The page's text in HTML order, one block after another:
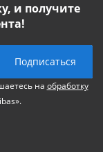
и получите
на обработку